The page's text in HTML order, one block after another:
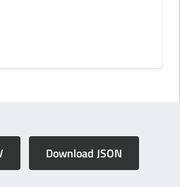
Download JSON